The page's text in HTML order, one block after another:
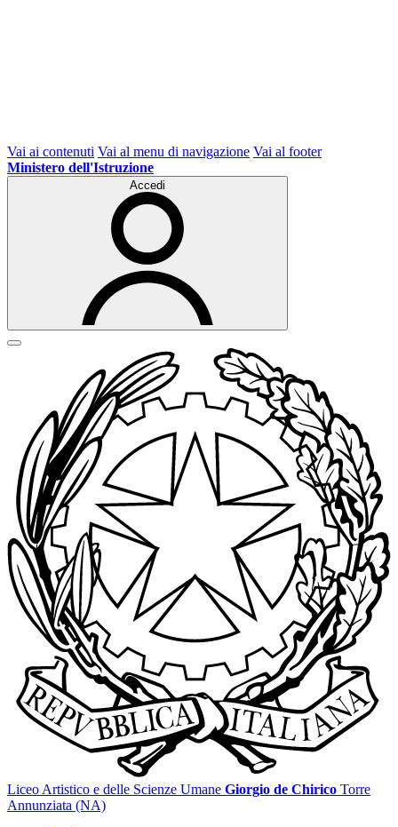
Vai ai contenuti Vai al menu di navigazione Vai al footer
Ministero dell'Istruzione
Accedi
Liceo Artistico e delle Scienze Umane Giorgio de Chirico Torre
Annunziata (NA)